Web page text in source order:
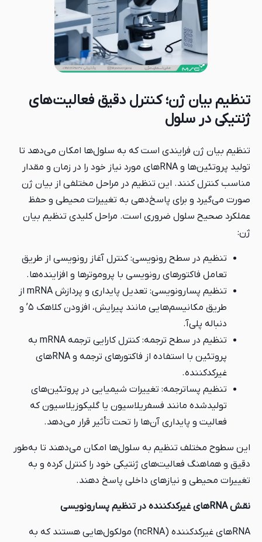
کنترل دقیق فعالیت‌های
است که به سلول‌ها امکان می‌دهد تا
تولید پروتئین‌ها و RNAهای مورد نیاز خود را در زمان و مقدار
این تنظیم در مراحل مختلفی از بیان ژن
پاسخ‌دهی به تغییرات محیطی و حفظ
ضروری است. مراحل کلیدی تنظیم بیان
رونویسی: کنترل آغاز رونویسی از طریق
رونویسی با پروموترها و افزاینده‌ها.
تنظیم پسارونویسی: تعدیل پایداری و پردازش mRNA از
طریق مکانیسم‌هایی مانند پیرایش، افزودن کلاهک ۵’ و
تنظیم در سطح ترجمه: کنترل کارایی ترجمه mRNA به
پروتئین با استفاده از فاکتورهای ترجمه و RNAهای
تغییرات شیمیایی در پروتئین‌های
فسفریلاسیون یا گلیکوزیلاسیون که
آن‌ها را تحت تأثیر قرار می‌دهد.
به سلول‌ها امکان می‌دهند تا به‌طور
ژنتیکی خود را کنترل کرده و به
داخلی پاسخ دهند.
RNAهای غیرکدکننده (ncRNA) مولکول‌هایی هستند که به